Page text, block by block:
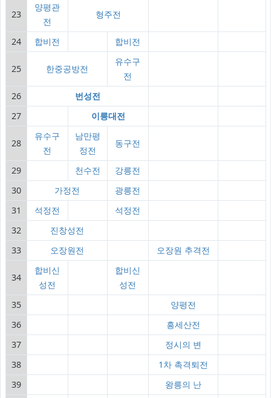
23
양평관
전
형주전
24 합비전 합비전
25 한중공방전
유수구
전
26
번성전
27
이릉대전
28
유수구
전
남만평
정전
동구전
29 천수전
강릉전
30
가정전
광릉전
31
석정전
석정전
32
진창성전
33
오장원전 오장원 추격전
34
합비신
성전
합비신
성전
35
양평전
36
흥세산전
37
정시의 변
38
1차 촉격퇴전
39
왕릉의 난